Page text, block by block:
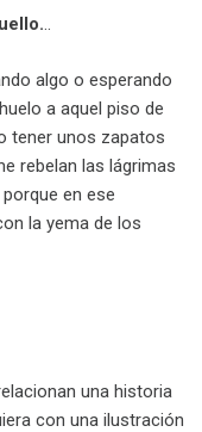
..
algo o esperando
a aquel piso de
tener unos zapatos
rebelan las lágrimas
en ese
la yema de los
una historia
con una ilustración